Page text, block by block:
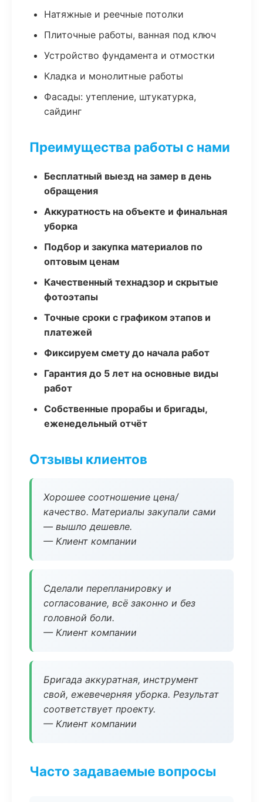
Натяжные и реечные потолки
Плиточные работы, ванная под ключ
Устройство фундамента и отмостки
Кладка и монолитные работы
Фасады: утепление, штукатурка,
сайдинг
Преимущества работы с нами
Бесплатный выезд на замер в день
обращения
Аккуратность на объекте и финальная
уборка
Подбор и закупка материалов по
оптовым ценам
Качественный технадзор и скрытые
фотоэтапы
Точные сроки с графиком этапов и
платежей
Фиксируем смету до начала работ
Гарантия до 5 лет на основные виды
работ
Собственные прорабы и бригады,
еженедельный отчёт
Отзывы клиентов
Хорошее соотношение цена/
качество. Материалы закупали сами
— вышло дешевле.
— Клиент компании
Сделали перепланировку и
согласование, всё законно и без
головной боли.
— Клиент компании
Бригада аккуратная, инструмент
свой, ежевечерняя уборка. Результат
соответствует проекту.
— Клиент компании
Часто задаваемые вопросы